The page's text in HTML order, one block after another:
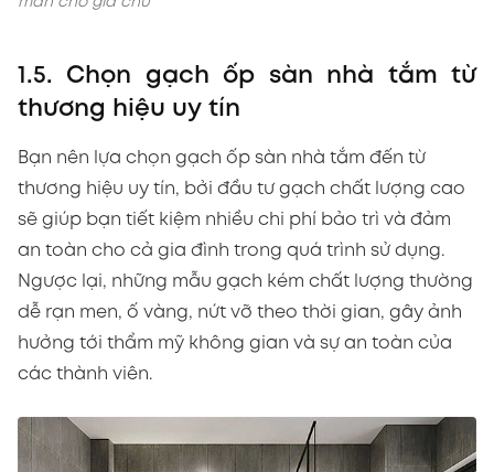
mắn cho gia chủ
1.5. Chọn gạch ốp sàn nhà tắm từ
thương hiệu uy tín
Bạn nên lựa chọn gạch ốp sàn nhà tắm đến từ
thương hiệu uy tín, bởi đầu tư gạch chất lượng cao
sẽ giúp bạn tiết kiệm nhiều chi phí bảo trì và đảm
an toàn cho cả gia đình trong quá trình sử dụng.
Ngược lại, những mẫu gạch kém chất lượng thường
dễ rạn men, ố vàng, nứt vỡ theo thời gian, gây ảnh
hưởng tới thẩm mỹ không gian và sự an toàn của
các thành viên.